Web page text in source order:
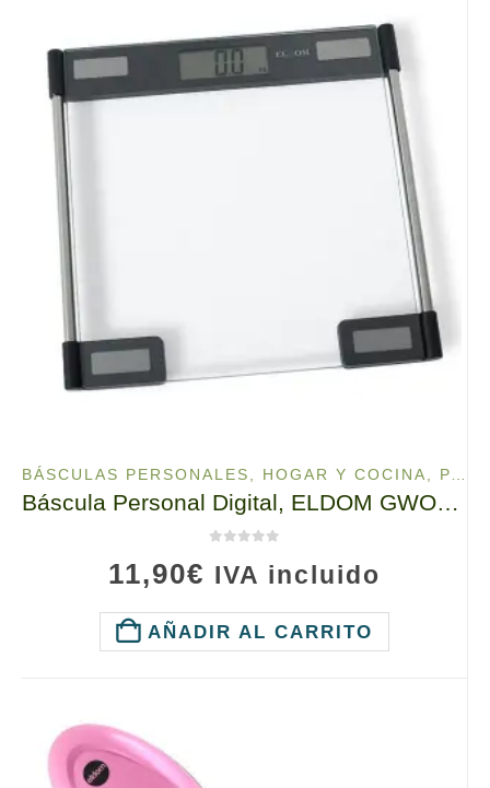
BÁSCULAS PERSONALES HOGAR Y COCINA PARA TU SALUD
Báscula Personal Digital, ELDOM GWO210, Hasta 150kg, Plataforma de cristal de seguridad
11,90€ IVA incluido
AÑADIR AL CARRITO